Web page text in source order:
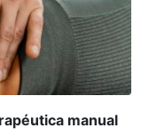
manual